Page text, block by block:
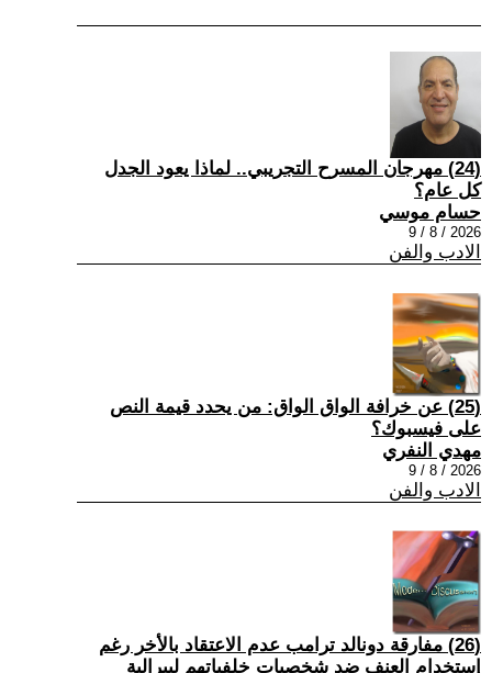
(24) مهرجان المسرح التجريبي.. لماذا يعود الجدل
كل عام؟
حسام موسي
2026 / 8 / 9
الادب والفن
(25) عن خرافة الواق الواق: من يحدد قيمة النص
على فيسبوك؟
مهدي النفري
2026 / 8 / 9
الادب والفن
(26) مفارقة دونالد ترامب عدم الاعتقاد بالأخر رغم
إستخدام العنف ضد شخصيات خلفياتهم ليبرالية